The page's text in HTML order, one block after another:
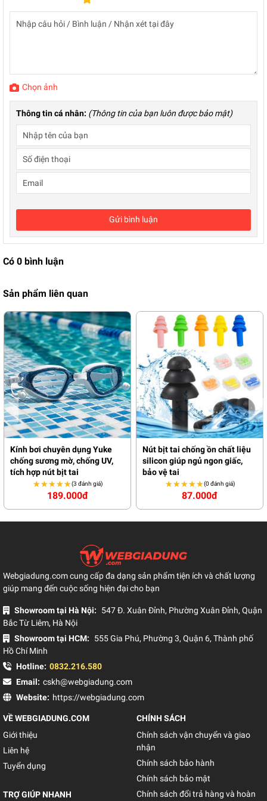
Chọn ảnh
Thông tin cá nhân: (Thông tin của bạn luôn được bảo mật)
Gửi bình luận
Có 0 bình luận
Sản phẩm liên quan
Kính bơi chuyên dụng Yuke
chống sương mờ, chống UV,
tích hợp nút bịt tai
★★★★★
★★★★★(3 đánh giá)
189.000đ
Nút bịt tai chống ồn chất liệu
silicon giúp ngủ ngon giấc,
bảo vệ tai
★★★★★
★★★★★(0 đánh giá)
87.000đ
Webgiadung.com cung cấp đa dạng sản phẩm tiện ích và chất lượng
giúp mang đến cuộc sống hiện đại cho bạn
Showroom tại Hà Nội:
547 Đ. Xuân Đỉnh, Phường Xuân Đỉnh, Quận
Bắc Từ Liêm, Hà Nội
Showroom tại HCM:
555 Gia Phú, Phường 3, Quận 6, Thành phố
Hồ Chí Minh
Hotline: 0832.216.580
Email: cskh@webgiadung.com
Website: https://webgiadung.com
VỀ WEBGIADUNG.COM
Giới thiệu
Liên hệ
Tuyển dụng
TRỢ GIÚP NHANH
CHÍNH SÁCH
Chính sách vận chuyển và giao
nhận
Chính sách bảo hành
Chính sách bảo mật
Chính sách đổi trả hàng và hoàn